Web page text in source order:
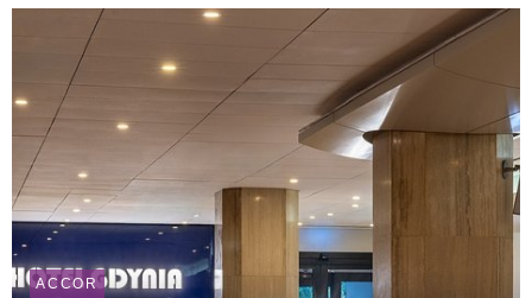
wskaźnika EBITDA o 6,5%. Kluczowy wskaźnik RevPAR
(przychód na...
ACCOR